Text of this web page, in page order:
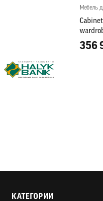
Мебель
356
КАТЕГОРИИ